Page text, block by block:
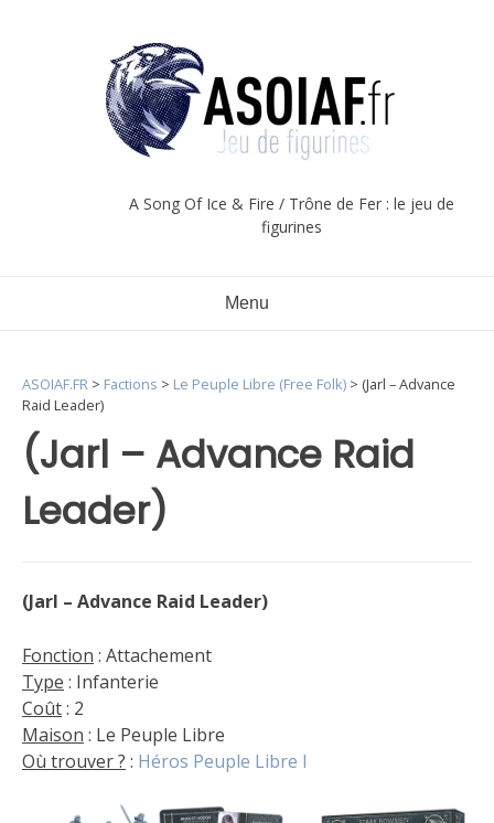
A Song Of Ice & Fire / Trône de Fer : le jeu de
figurines
Menu
(Jarl – Advance Raid
Leader)
ASOIAF.FR > Factions > Le Peuple Libre (Free Folk) > (Jarl – Advance
Raid Leader)
(Jarl – Advance Raid Leader)
Fonction : Attachement
Type : Infanterie
Coût: 2
Maison : Le Peuple Libre
Où trouver ? : Héros Peuple Libre I